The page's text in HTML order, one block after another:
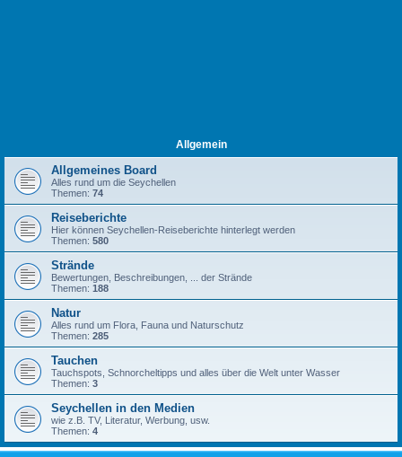
Allgemein
Allgemeines Board
Alles rund um die Seychellen
Themen: 74
Reiseberichte
Hier können Seychellen-Reiseberichte hinterlegt werden
Themen: 580
Strände
Bewertungen, Beschreibungen, ... der Strände
Themen: 188
Natur
Alles rund um Flora, Fauna und Naturschutz
Themen: 285
Tauchen
Tauchspots, Schnorcheltipps und alles über die Welt unter Wasser
Themen: 3
Seychellen in den Medien
wie z.B. TV, Literatur, Werbung, usw.
Themen: 4